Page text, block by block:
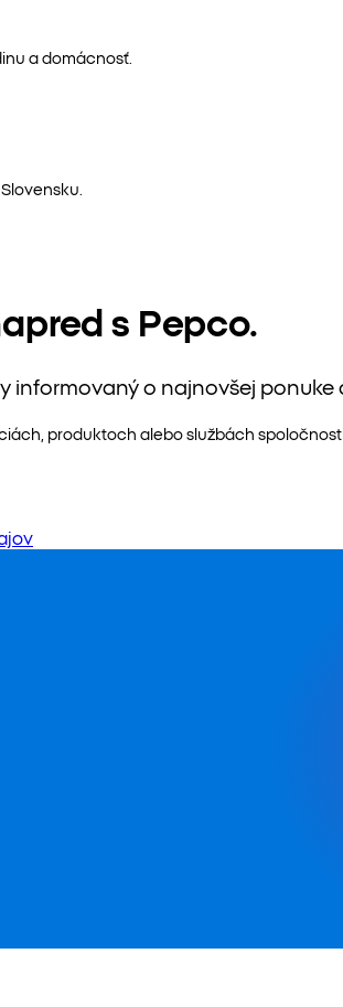
a domácnosť.
s Pepco.
informovaný o najnovšej ponuke
produktoch alebo službách